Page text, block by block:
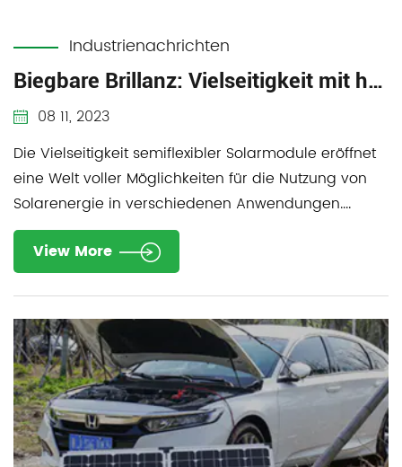
Industrienachrichten
Biegbare Brillanz: Vielseitigkeit mit halbflexiblen Solarmodulen
08 11, 2023
Die Vielseitigkeit semiflexibler Solarmodule eröffnet
eine Welt voller Möglichkeiten für die Nutzung von
Solarenergie in verschiedenen Anwendungen....
View More